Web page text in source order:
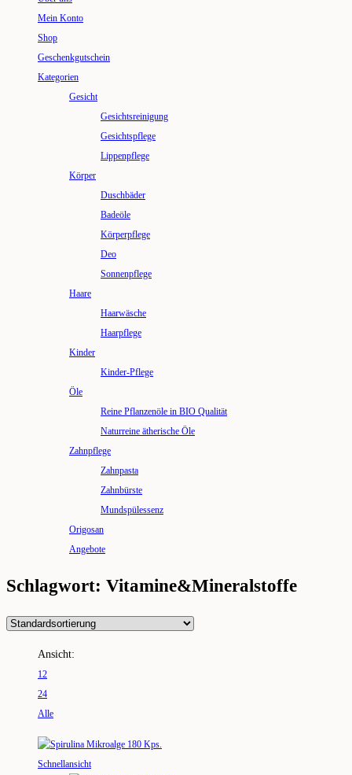
Mein Konto
Shop
Geschenkgutschein
Kategorien
Gesicht
Gesichtsreinigung
Gesichtspflege
Lippenpflege
Körper
Duschbäder
Badeöle
Körperpflege
Deo
Sonnenpflege
Haare
Haarwäsche
Haarpflege
Kinder
Kinder-Pflege
Öle
Reine Pflanzenöle in BIO Qualität
Naturreine ätherische Öle
Zahnpflege
Zahnpasta
Zahnbürste
Mundspülessenz
Origosan
Angebote
Schlagwort: Vitamine&Mineralstoffe
Ansicht:
12
24
Alle
Schnellansicht